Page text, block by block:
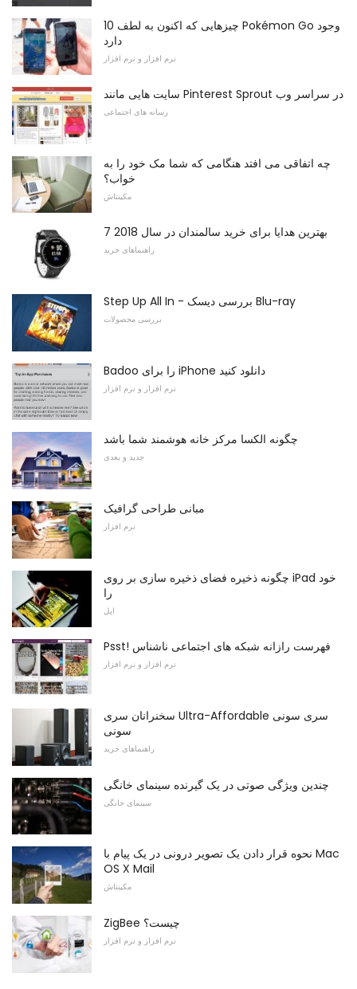
10 چیزهایی که اکنون به لطف Pokémon Go وجود
دارد
نرم افزار و نرم افزار
سایت هایی مانند Pinterest Sprout در سراسر وب
رسانه های اجتماعی
چه اتفاقی می افتد هنگامی که شما مک خود را به
خواب؟
مکینتاش
7 بهترین هدایا برای خرید سالمندان در سال 2018
راهنماهای خرید
Step Up All In - بررسی دیسک Blu-ray
بررسی محصولات
Badoo را برای iPhone دانلود کنید
نرم افزار و نرم افزار
چگونه الکسا مرکز خانه هوشمند شما باشد
جدید و بعدی
مبانی طراحی گرافیک
نرم افزار
چگونه ذخیره فضای ذخیره سازی بر روی iPad خود
را
اپل
Psst! فهرست رازانه شبکه های اجتماعی ناشناس
نرم افزار و نرم افزار
سخنرانان سری Ultra-Affordable سری سونی
سونی
راهنماهای خرید
چندین ویژگی صوتی در یک گیرنده سینمای خانگی
سینمای خانگی
نحوه قرار دادن یک تصویر درونی در یک پیام با Mac
OS X Mail
مکینتاش
ZigBee چیست؟
نرم افزار و نرم افزار